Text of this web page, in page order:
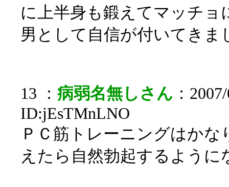
に上半身も鍛えてマッチ
男として自信が付いてきま
13 ： 病弱名無しさん ：
ID:jEsTMnLNO
ＰＣ筋トレーニングはかな
えたら自然勃起するように